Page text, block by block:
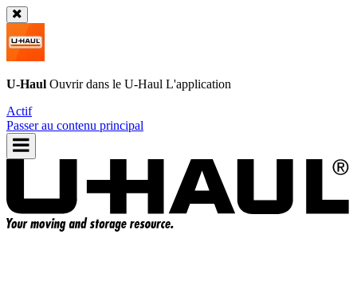
U-Haul Ouvrir dans le U-Haul L'application
Actif
Passer au contenu principal